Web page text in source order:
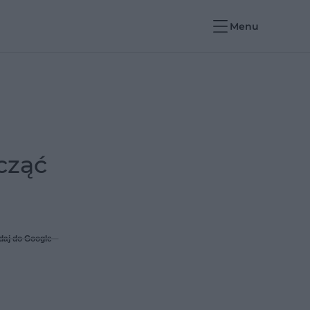
Menu
do Google